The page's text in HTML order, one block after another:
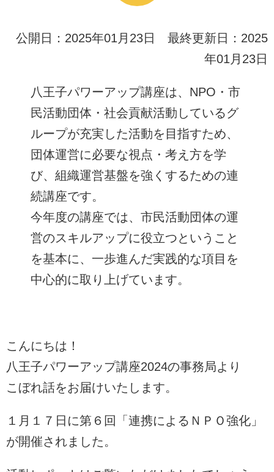
公開日：2025年01月23日 最終更新日：2025
年01月23日
八王子パワーアップ講座は、NPO・市
民活動団体・社会貢献活動しているグ
ループが充実した活動を目指すため、
団体運営に必要な視点・考え方を学
び、組織運営基盤を強くするための連
続講座です。
今年度の講座では、市民活動団体の運
営のスキルアップに役立つということ
を基本に、一歩進んだ実践的な項目を
中心的に取り上げています。
こんにちは！
八王子パワーアップ講座2024の事務局より
こぼれ話をお届けいたします。
１月１７日に第６回「連携によるＮＰＯ強化」
が開催されました。